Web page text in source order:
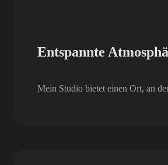
Entspannte
Mein Studio bietet einen Ort, an